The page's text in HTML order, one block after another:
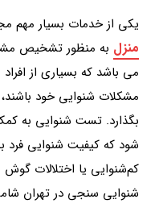
یکی از خدمات بسیار مهم
منزل به منظور تشخیص
می باشد که بسیاری از
مشکلات شنوایی خود
بگذارد. تست شنوایی به
شود که کیفیت شنوایی فرد
کم‌شنوایی یا اختلالات
شنوایی سنجی در تهران